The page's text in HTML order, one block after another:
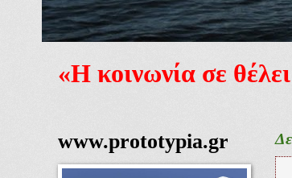
«Η κοινωνία σε
www.prototypia.gr